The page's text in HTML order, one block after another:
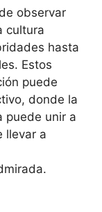
observar
cultura
hasta
Estos
puede
donde la
puede unir a
llevar a